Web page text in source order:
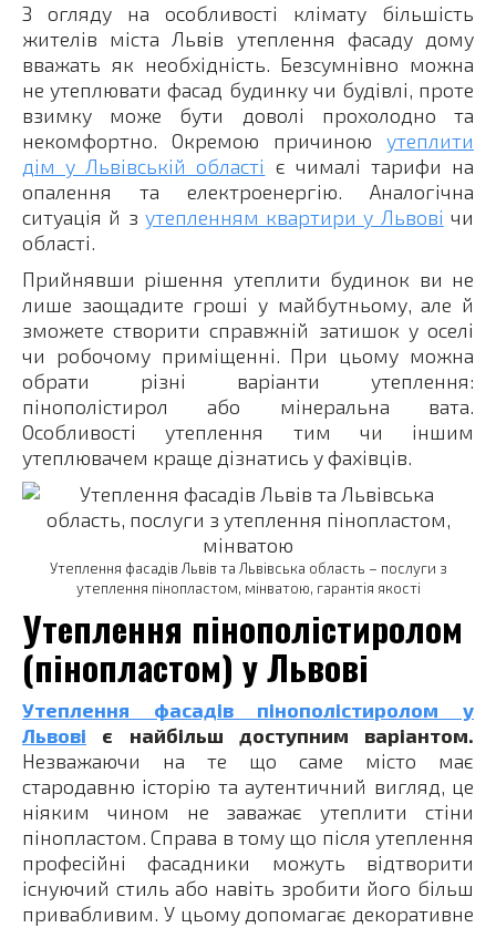
З огляду на особливості клімату більшість
жителів міста Львів утеплення фасаду дому
вважать як необхідність. Безсумнівно можна
не утеплювати фасад будинку чи будівлі, проте
взимку може бути доволі прохолодно та
некомфортно. Окремою причиною утеплити
дім у Львівській області є чималі тарифи на
опалення та електроенергію. Аналогічна
ситуація й з утепленням квартири у Львові чи
області.
Прийнявши рішення утеплити будинок ви не
лише заощадите гроші у майбутньому, але й
зможете створити справжній затишок у оселі
чи робочому приміщенні. При цьому можна
обрати різні варіанти утеплення:
пінополістирол або мінеральна вата.
Особливості утеплення тим чи іншим
утеплювачем краще дізнатись у фахівців.
Утеплення фасадів Львів та Львівська область – послуги з
утеплення пінопластом, мінватою, гарантія якості
Утеплення пінополістиролом
(пінопластом) у Львові
Утеплення фасадів пінополістиролом у
Львові є найбільш доступним варіантом.
Незважаючи на те що саме місто має
стародавню історію та аутентичний вигляд, це
ніяким чином не заважає утеплити стіни
пінопластом. Справа в тому що після утеплення
професійні фасадники можуть відтворити
існуючий стиль або навіть зробити його більш
привабливим. У цьому допомагає декоративне